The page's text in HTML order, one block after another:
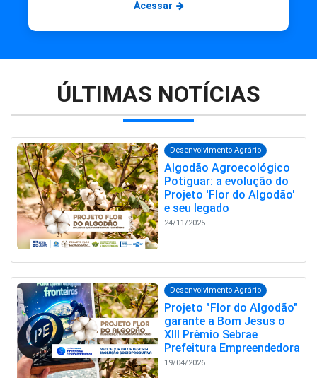
Acessar
ÚLTIMAS NOTÍCIAS
Desenvolvimento Agrário
Algodão Agroecológico
Potiguar: a evolução do
Projeto 'Flor do Algodão'
e seu legado
24/11/2025
Desenvolvimento Agrário
Projeto "Flor do Algodão"
garante a Bom Jesus o
XIII Prêmio Sebrae
Prefeitura Empreendedora
19/04/2026